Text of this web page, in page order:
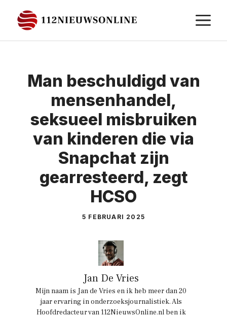
naar
de
Man beschuldigd van
mensenhandel,
seksueel misbruiken
van kinderen die via
Snapchat zijn
gearresteerd, zegt
HCSO
5 FEBRUARI 2025
Jan De Vries
Mijn naam is Jan de Vries en ik heb meer dan 20
jaar ervaring in onderzoeksjournalistiek. Als
Hoofdredacteur van 112NieuwsOnline.nl ben ik